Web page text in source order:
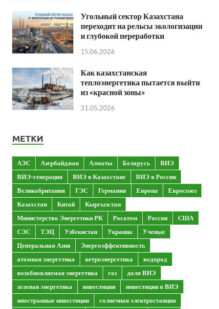
Угольный сектор Казахстана
переходит на рельсы экологизации
и глубокой переработки
15.06.2026
Как казахстанская
теплоэнергетика пытается выйти
из «красной зоны»
31.05.2026
МЕТКИ
АЭС Азербайджан Алматы Беларусь
ВИЭ
ВИЭ-генерация
ВИЭ в Казахстане
ВИЭ в России
Великобритания
ГЭС Германия Европа
Евросоюз
Казахстан
Китай
Кыргызстан
Министерство Энергетики РК
Росатом Россия
США
СЭС
ТЭЦ Узбекистан Украина
Ученые
Центральная Азия
Энергоэффективность
атомная энергетика
ветроэнергетика
водород
возобновляемая энергетика
газ
доля ВИЭ
зеленая энергетика
инвестиции
инвестиции в ВИЭ
иностранные инвестиции
солнечная электростанция